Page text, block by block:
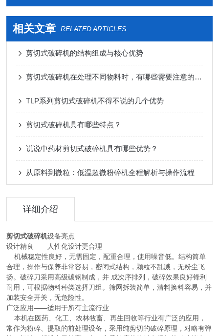
相关文章 RELATED ARTICLES
剪切式破碎机的结构组成与核心优势
剪切式破碎机在处理不同物料时，有哪些需要注意的地方？
TLP系列剪切式破碎机不得不说的几个优势
剪切式破碎机具有哪些特点？
说说中药材剪切式破碎机具有哪些优势？
从原料到微粒：低温超微粉碎机全程解析与操作流程
详细介绍
剪切式破碎机设备亮点
设计精良——人性化设计更合理
机械稳定性良好，无需固定，配重合理，使用噪音低。结构简单
合理，操作与保养非常容易，密闭式结构，颗粒不乱溅，无粉尘飞
扬。破碎刀采用高级碳钢制成，并 成次序排列，破碎效果良好锋利
耐用，可根据物料种类选择刀组。筛网拆装简单，清料换料容易，并
加装安全开关，无危险性。
广泛应用——适用于所有主流行业
本机在医药、化工、农林牧畜、再生回收等行业有广泛的应用，
常作为粉碎、提取的前处理设备，采用纯剪切的破碎原理，对略有弹